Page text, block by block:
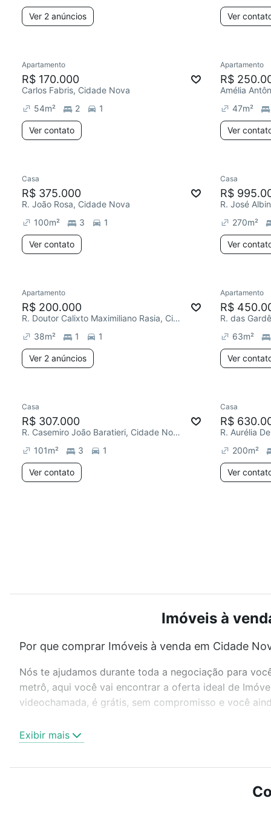
Ver 2 anúncios Ver
Apartamento
R$ 170.000
Carlos Fabris, Cidade Nova
54m² 2 1
Ver contato
Apartamento
R$
47m²
Ver
Casa
R$ 375.000
R. João Rosa, Cidade Nova
100m² 3 1
Ver contato
Casa
R$
R. José
270m²
Ver
Apartamento
R$ 200.000
R. Doutor Calixto Maximiliano Rasia, Cidade Nova
38m² 1 1
Ver 2 anúncios
Apartamento
R$
R. das
63m²
Ver
Casa
R$ 307.000
R. Casemiro João Baratieri, Cidade Nova
101m² 3 1
Ver contato
Casa
R$
200m²
Ver
Imóveis à
Por que comprar Imóveis à venda em Cidade
Nós te ajudamos durante toda a negociação para
metrô, aqui você vai encontrar a oferta ideal de
videochamada, é grátis, sem compromisso e você
ou sem vaga de garagem para combinar
Imóveis à venda em Cidade Nova, Caxias do Sul, RS
Exibir mais